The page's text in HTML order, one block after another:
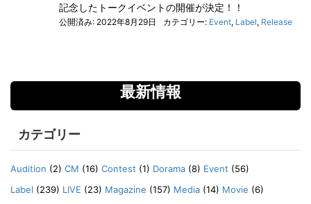
記念したトークイベントの開催が決定！！
公開済み: 2022年8月29日 カテゴリー: Event, Label, Release
最新情報
カテゴリー
Audition (2) CM (16) Contest (1) Dorama (8) Event (56)
Label (239) LIVE (23) Magazine (157) Media (14) Movie (6)